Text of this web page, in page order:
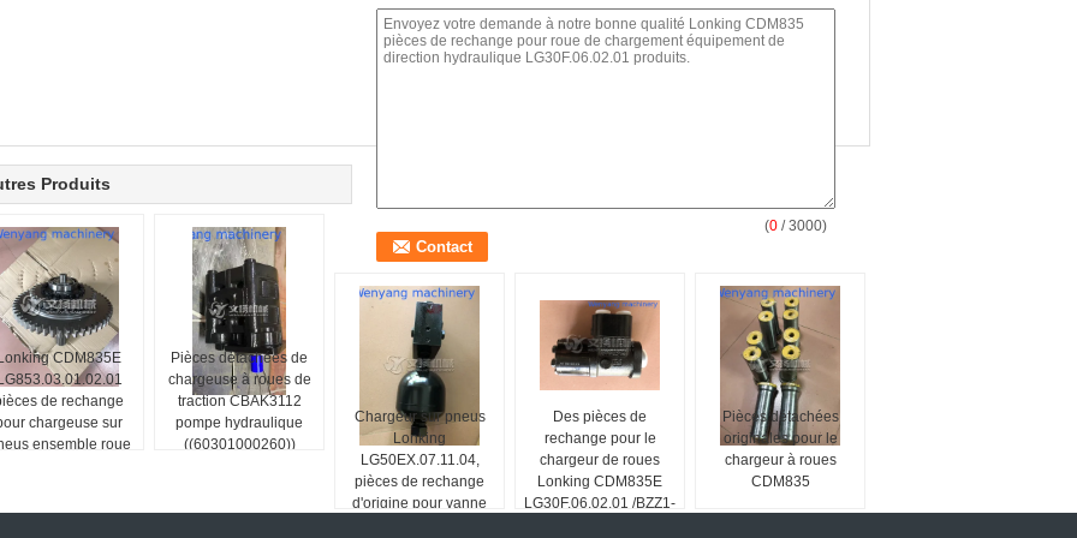
(0 / 3000)
Produits
CDM835E
de rechange
chargeuse sur
ensemble roue
Pièces détachées de
chargeuse à roues de
traction CBAK3112
pompe hydraulique
((60301000260))
Chargeur sur pneus
Lonking
LG50EX.07.11.04,
pièces de rechange
d'origine pour vanne
Des pièces de
rechange pour le
chargeur de roues
Lonking CDM835E
LG30F.06.02.01 /BZZ1-
Pièces détachées
originales pour le
chargeur à roues
CDM835